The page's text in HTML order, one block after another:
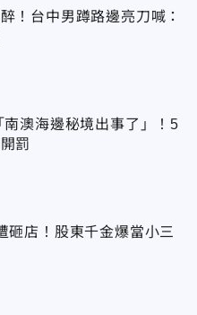
！台中男蹲路邊亮刀喊：
南澳海邊秘境出事了」！5
罰
砸店！股東千金爆當小三